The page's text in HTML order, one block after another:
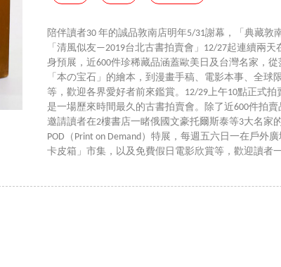
陪伴讀者30 年的誠品敦南店明年5/31謝幕，「典藏敦
「清風似友—2019台北古書拍賣會」12/27起連續兩天
身預展，近600件珍稀藏品涵蓋歐美日及台灣名家，
「本の宝石」的繪本，到漫畫手稿、電影本事、全球
等，歡迎各界愛好者前來鑑賞。12/29上午10點正式
是一場歷來時間最久的古書拍賣會。除了近600件拍
邀請讀者在2樓書店一睹俄國文豪托爾斯泰等3大名家
POD（Print on Demand）特展，每週五六日一在戶外
卡皮箱」市集，以及免費假日電影欣賞等，歡迎讀者